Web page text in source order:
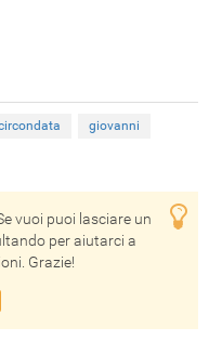
giovanni
vuoi puoi lasciare un
per aiutarci a
Grazie!